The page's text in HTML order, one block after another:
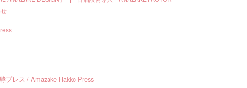
プレス / Amazake Hakko Press